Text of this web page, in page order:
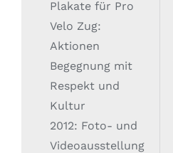
Plakate für Pro
Velo Zug:
Aktionen
Begegnung mit
Respekt und
Kultur
2012: Foto- und
Videoausstellung